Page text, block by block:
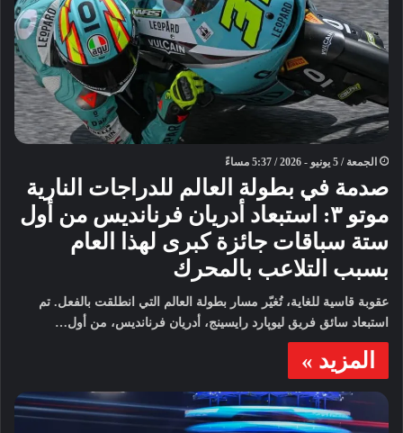
الجمعة / 5 يونيو - 2026 / 5:37 مساءً
صدمة في بطولة العالم للدراجات النارية
موتو ٣: استبعاد أدريان فرنانديس من أول
ستة سباقات جائزة كبرى لهذا العام
بسبب التلاعب بالمحرك
عقوبة قاسية للغاية، تُغيّر مسار بطولة العالم التي انطلقت بالفعل. تم
استبعاد سائق فريق ليوپارد رايسينج، أدريان فرنانديس، من أول…
المزيد »